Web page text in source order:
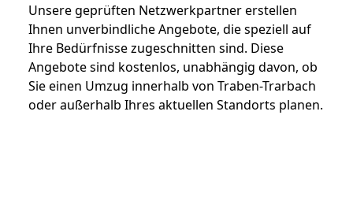
Unsere geprüften Netzwerkpartner erstellen
Ihnen unverbindliche Angebote, die speziell auf
Ihre Bedürfnisse zugeschnitten sind. Diese
Angebote sind kostenlos, unabhängig davon, ob
Sie einen Umzug innerhalb von Traben-Trarbach
oder außerhalb Ihres aktuellen Standorts planen.